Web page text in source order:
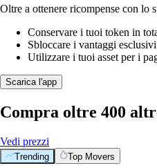
Oltre a ottenere ricompense con lo
Conservare i tuoi token in
Sbloccare i vantaggi
Utilizzare i tuoi asset per i
Scarica l'app
Compra oltre 400
Vedi prezzi
Trending Top Movers